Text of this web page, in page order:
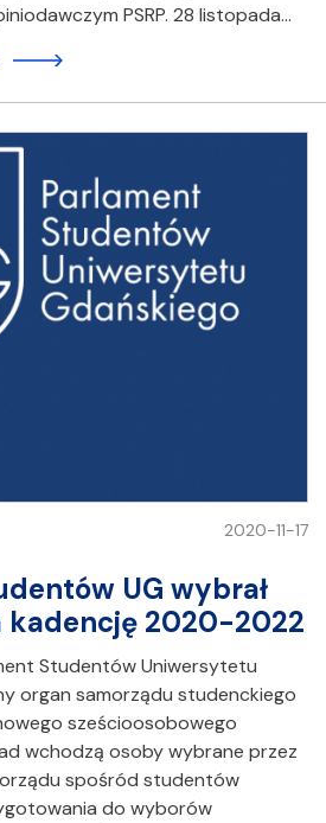
PSRP. 28 listopada…
2020-11-17
UG wybrał
kadencję 2020-2022
Studentów Uniwersytetu
organ samorządu studenckiego
sześcioosobowego
wchodzą osoby wybrane przez
spośród studentów
do wyborów